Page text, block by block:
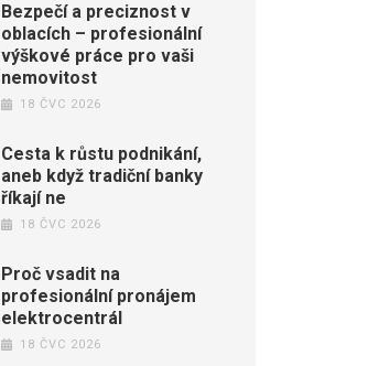
Bezpečí a preciznost v
oblacích – profesionální
výškové práce pro vaši
nemovitost
18 ČVC 2026
Cesta k růstu podnikání,
aneb když tradiční banky
říkají ne
18 ČVC 2026
Proč vsadit na
profesionální pronájem
elektrocentrál
18 ČVC 2026